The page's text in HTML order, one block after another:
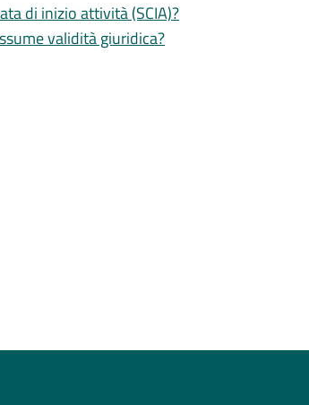
di inizio attività (SCIA)?
validità giuridica?